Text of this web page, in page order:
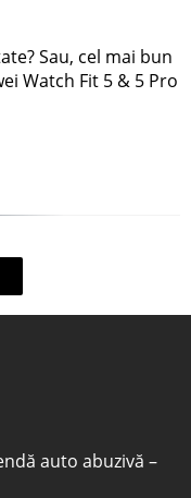
Sau, cel mai bun
Watch Fit 5 & 5 Pro
auto abuzivă –